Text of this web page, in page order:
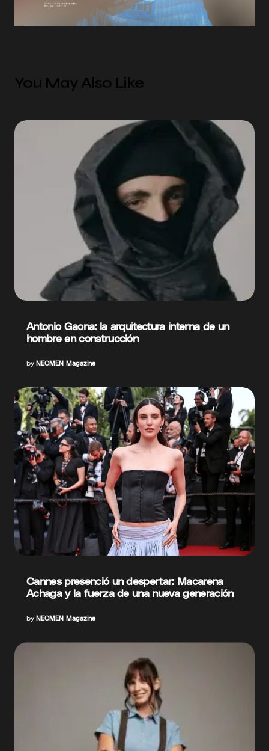
You May Also Like
Antonio Gaona: la arquitectura interna de un
hombre en construcción
by NEOMEN Magazine
Cannes presenció un despertar: Macarena
Achaga y la fuerza de una nueva generación
by NEOMEN Magazine